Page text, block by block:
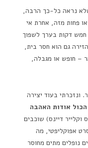
שלא נראה כל-כך הרבה,
או פחות מזה, אחרת אי
דקות בערך לשפוך
גם הוא חסר בית,
– חופש או מגבלה,
בעוד יצירה
הכול אודות האהבה
וקלייר דיינס) שוכבים
אפוקליפטי, מה
נופלים מתים מחוסר